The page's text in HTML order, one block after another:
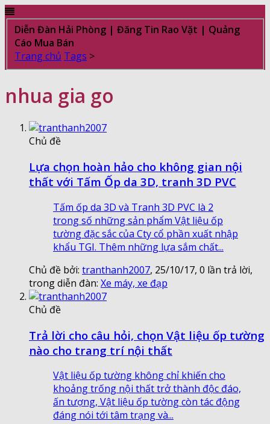
Diễn Đàn Hải Phòng | Đăng Tin Rao Vặt | Quảng
Cáo Mua Bán
Trang chủ Tags >
nhua gia go
Chủ đề
Lựa chọn hoàn hảo cho không gian nội
thất với Tấm Ốp da 3D, tranh 3D PVC
Tấm ốp da 3D và Tranh 3D PVC là 2
trong số những sản phẩm Vật liệu ốp
tường đặc sắc của Cty cổ phần xuất nhập
khẩu TGI. Thêm những lựa sắm chất...
Chủ đề bởi: tranthanh2007, 25/10/17, 0 lần trả lời,
trong diễn đàn: Xe máy, xe đạp
Chủ đề
Trả lời cho câu hỏi, chọn Vật liệu ốp tường
nào cho trang trí nội thất
Vật liệu ốp tường không chỉ khiến cho
khoảng trống nội thất trở thành độc đáo,
ấn tượng, Vật liệu ốp tường còn tác động
đáng nói tới tâm trạng và...